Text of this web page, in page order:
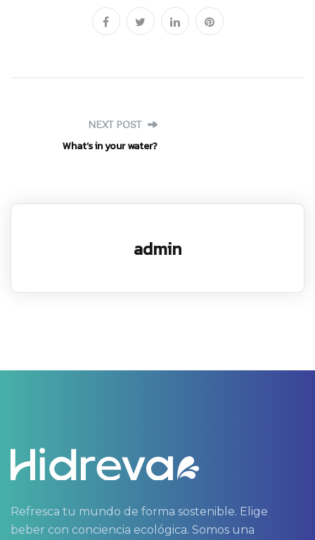
NEXT POST
What’s in your water?
admin
Refresca tu mundo de forma sostenible. Elige
beber con conciencia ecológica. Somos una